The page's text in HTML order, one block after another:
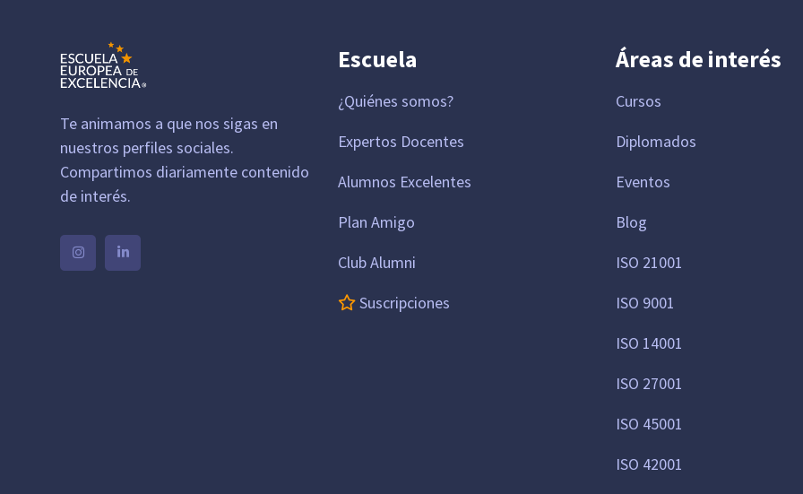
Te animamos a que nos sigas en
nuestros perfiles sociales.
Compartimos diariamente contenido
de interés.
Escuela
¿Quiénes somos?
Expertos Docentes
Alumnos Excelentes
Plan Amigo
Club Alumni
Suscripciones
Áreas de interés
Cursos
Diplomados
Eventos
Blog
ISO 21001
ISO 9001
ISO 14001
ISO 27001
ISO 45001
ISO 42001